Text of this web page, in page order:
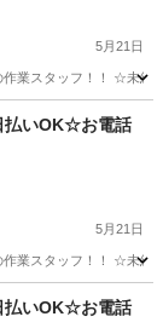
5月21日
の作業スタッフ！！
払いOK☆お電話
5月21日
の作業スタッフ！！
払いOK☆お電話